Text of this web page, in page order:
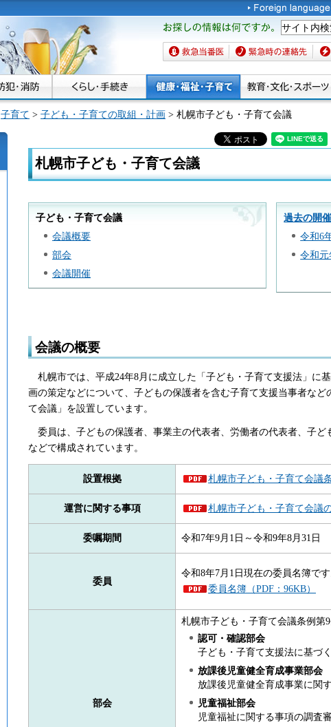
お探しの情報は何です
か。
救急当番医 緊急時の連絡先 避
子育て > 子ども・子育ての取組・計画 > 札幌市子ども・子育て会議
札幌市子ども・子育て会議
子ども・子育て会議
会議概要
部会
会議開催
過去の開
令和6
令和元
会議の概要
札幌市では、平成24年8月に成立した「子ども・子育て支援法」に
画の策定などについて、子どもの保護者を含む子育て支援当事者な
て会議」を設置しています。
委員は、子どもの保護者、事業主の代表者、労働者の代表者、子
などで構成されています。
設置根拠 札幌市子ども・子育て会議
運営に関する事項 札幌市子ども・子育て会議
委嘱期間 令和7年9月1日～令和9年8月31日
委員
令和8年7月1日現在の委員名簿です
委員名簿（PDF：96KB）
部会
札幌市子ども・子育て会議条例第
認可・確認部会
子ども・子育て支援法に基づ
放課後児童健全育成事業部会
放課後児童健全育成事業に関
児童福祉部会
児童福祉に関する事項の調査